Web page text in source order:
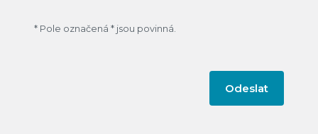
* Pole označená * jsou povinná.